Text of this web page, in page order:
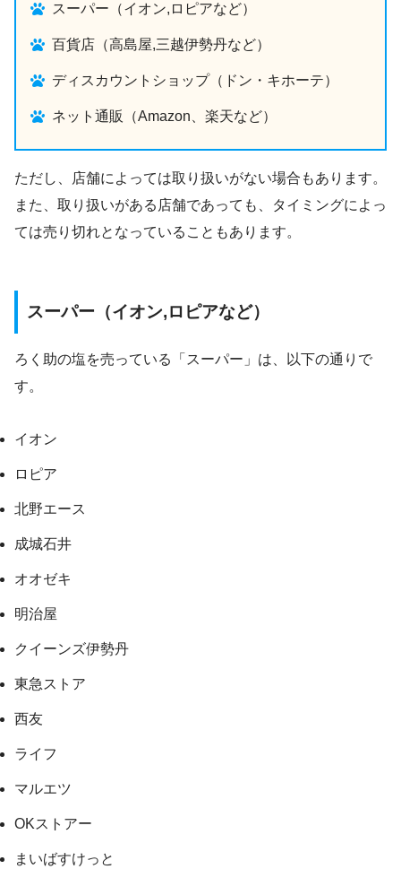
スーパー（イオン,ロピアなど）
百貨店（高島屋,三越伊勢丹など）
ディスカウントショップ（ドン・キホーテ）
ネット通販（Amazon、楽天など）
ただし、店舗によっては取り扱いがない場合もあります。
また、取り扱いがある店舗であっても、タイミングによっ
ては売り切れとなっていることもあります。
スーパー（イオン,ロピアなど）
ろく助の塩を売っている「スーパー」は、以下の通りで
す。
イオン
ロピア
北野エース
成城石井
オオゼキ
明治屋
クイーンズ伊勢丹
東急ストア
西友
ライフ
マルエツ
OKストアー
まいばすけっと